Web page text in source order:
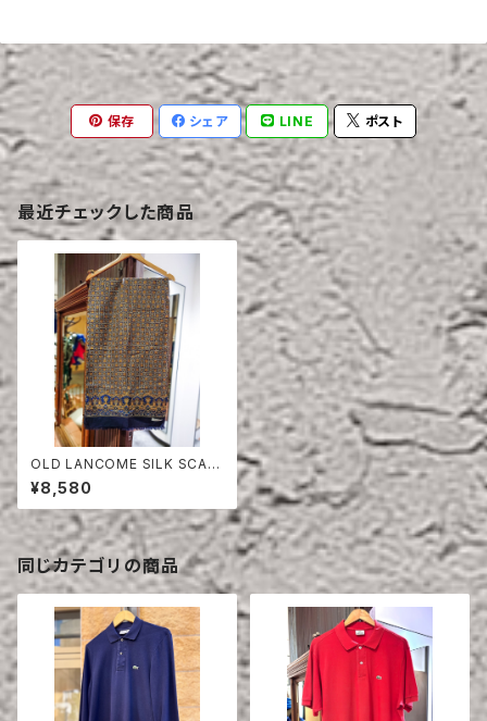
保存 シェア LINE ポスト
最近チェックした商品
OLD LANCOME SILK SCAR
F
¥8,580
同じカテゴリの商品